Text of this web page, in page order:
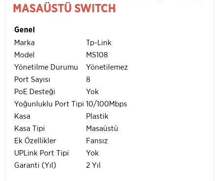
MASAÜSTÜ SWITCH
Genel
Marka
Tp-Link
Model
MS108
Yönetilme Durumu
Yönetilemez
Port Sayısı
8
PoE Desteği
Yok
Yoğunluklu Port Tipi 10/100Mbps
Kasa
Plastik
Kasa Tipi
Masaüstü
Ek Özellikler
Fansız
UPLink Port Tipi
Yok
Garanti (Yıl)
2 Yıl